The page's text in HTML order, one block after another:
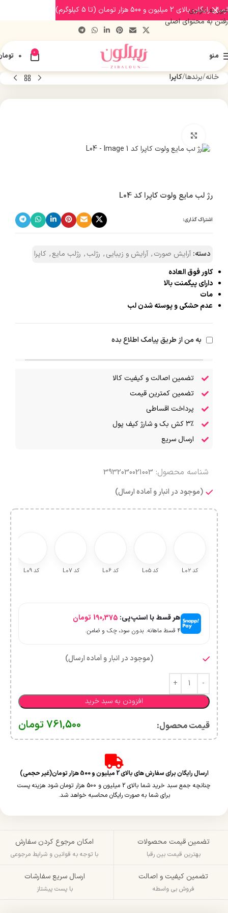
عبور به ناوبری
رفتن به محتوای اصلی
منو 0
0
خانه برندها کاپرا
رژ لب مایع ولوت کاپرا کد L04
اشتراک گذاری:
دسته: آرایش صورت, آرایش و زیبایی, رژلب, رژلب مایع, کاپرا
کاور فوق العاده
دارای پیگمنت بالا
مات
عدم حشکی و پوسته شدن لب
به من از طریق پیامک اطلاع بده
تضمین اصالت و کیفیت کالا
تضمین کمترین قیمت
پرداخت اقساطی
۳٪ کش بک و شارژ کیف پول
ارسال سریع
شناسه محصول: 3932030021003
(موجود در انبار و آماده ارسال)
کد L۰۲ کد L۰5 کد L۰6 کد L۰7 کد L09
هر قسط با اسنپ‌پی: 190,375 تومان
۴ قسط ماهانه. بدون سود، چک و ضامن.
(موجود در انبار و آماده ارسال)
افزودن به سبد خرید
قیمت محصول:​ 761,500تومان
ارسال رایگان برای سفارش های بالای 2 میلیون و 500 هزار تومان(غیر حجمی)
چنانچه جمع سبد خرید شما بالای 2 میلیون و 500 هزار تومان شود هزینه پست
برای شما به صورت رایگان محاسبه خواهد شد.
تضمین قیمت محصولات
بهترین قیمت بین رقبا
امکان مرجوع کردن سفارش
با توجه به قوانین و شرایط مرجوعی
تضمین کیفیت و اصالت
فروش بی واسطه
ارسال سریع سفارشات
با پست پیشتاز
ارسال رایگان بالای 2 میلیون و 500 هزار تومان (تا 5 کیلوگرم)